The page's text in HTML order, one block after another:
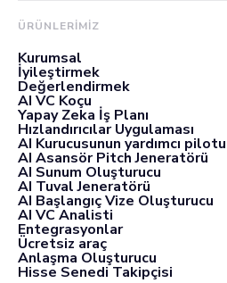
ÜRÜNLERIMIZ
Kurumsal
İyileştirmek
Değerlendirmek
AI VC Koçu
Yapay Zeka İş Planı
Hızlandırıcılar Uygulaması
AI Kurucusunun yardımcı pilotu
AI Asansör Pitch Jeneratörü
AI Sunum Oluşturucu
AI Tuval Jeneratörü
AI Başlangıç Vize Oluşturucu
AI VC Analisti
Entegrasyonlar
Ücretsiz araç
Anlaşma Oluşturucu
Hisse Senedi Takipçisi